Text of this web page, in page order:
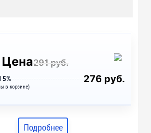
Цена291 руб.
в корзине)
276 руб.
Подробнее